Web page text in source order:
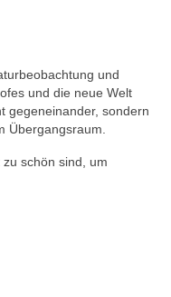
und
und die neue Welt
gegeneinander, sondern
Übergangsraum.
schön sind, um